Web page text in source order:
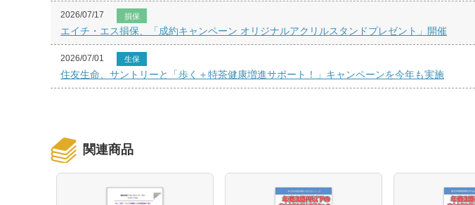
2026/07/17 損保
エイチ・エス損保、「成約キャンペーン オリジナルアクリルスタンドプレゼント」開催
2026/07/01 生保
住友生命、サントリーと「歩く＋特茶健康増進サポート！」キャンペーンを今年も実施
関連商品